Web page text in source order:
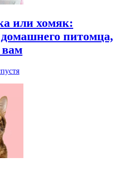
или хомяк:
питомца,
вам